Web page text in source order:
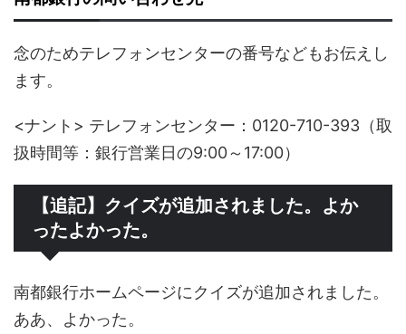
念のためテレフォンセンターの番号などもお伝えし
ます。
<ナント> テレフォンセンター：0120-710-393（取
扱時間等：銀行営業日の9:00～17:00）
【追記】クイズが追加されました。よか
ったよかった。
南都銀行ホームページにクイズが追加されました。
ああ、よかった。